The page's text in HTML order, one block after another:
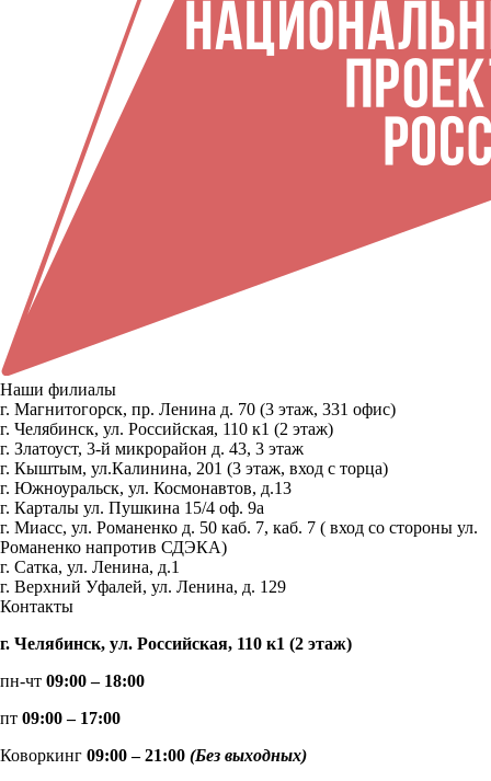
Наши филиалы
г. Магнитогорск, пр. Ленина д. 70 (3 этаж, 331 офис)
г. Челябинск, ул. Российская, 110 к1 (2 этаж)
г. Златоуст, 3-й микрорайон д. 43, 3 этаж
г. Кыштым, ул.Калинина, 201 (3 этаж, вход с торца)
г. Южноуральск, ул. Космонавтов, д.13
г. Карталы ул. Пушкина 15/4 оф. 9а
г. Миасс, ул. Романенко д. 50 каб. 7, каб. 7 ( вход со стороны ул.
Романенко напротив СДЭКА)
г. Сатка, ул. Ленина, д.1
г. Верхний Уфалей, ул. Ленина, д. 129
Контакты
г. Челябинск, ул. Российская, 110 к1 (2 этаж)
пн-чт 09:00 – 18:00
пт 09:00 – 17:00
Коворкинг 09:00 – 21:00 (Без выходных)